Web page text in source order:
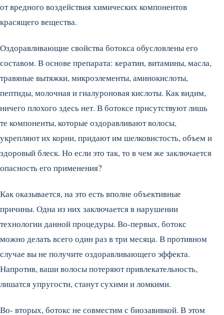
от вредного воздействия химических компонентов
красящего вещества.
Оздоравливающие свойства ботокса обусловлены его
составом. В основе препарата: кератин, витамины, масла,
травяные вытяжки, микроэлементы, аминокислоты,
пептиды, молочная и гиалуроновая кислоты. Как видим,
ничего плохого здесь нет. В ботоксе присутствуют лишь
те компоненты, которые оздоравливают волосы,
укрепляют их корни, придают им шелковистость, объем и
здоровый блеск. Но если это так, то в чем же заключается
опасность его применения?
Как оказывается, на это есть вполне объективные
причины. Одна из них заключается в нарушении
технологии данной процедуры. Во-первых, ботокс
можно делать всего один раз в три месяца. В противном
случае вы не получите оздоравливающего эффекта.
Напротив, ваши волосы потеряют привлекательность,
лишатся упругости, станут сухими и ломкими.
Во- вторых, ботокс не совместим с биозавивкой. В этом